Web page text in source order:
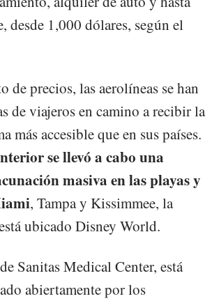
desde 1,000 dólares, según el
de precios, las aerolíneas se han
de viajeros en camino a recibir la
más accesible que en sus países.
se llevó a cabo una
masiva en las playas y
, Tampa y Kissimmee, la
ubicado Disney World.
Sanitas Medical Center, está
abiertamente por los